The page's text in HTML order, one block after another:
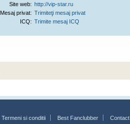
Site web: http://vip-star.ru
Mesaj privat: Trimiteţi mesaj privat
ICQ: Trimite mesaj ICQ
Termeni si conditii Best Fanclubber Contact